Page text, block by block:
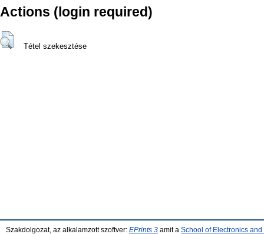
Actions (login required)
Tétel szekesztése
Szakdolgozat, az alkalamzott szoftver: EPrints 3 amit a School of Electronics